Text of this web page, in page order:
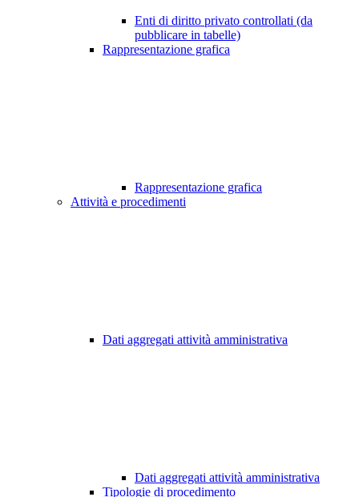
Enti di diritto privato controllati (da
pubblicare in tabelle)
Rappresentazione grafica
Rappresentazione grafica
Attività e procedimenti
Dati aggregati attività amministrativa
Dati aggregati attività amministrativa
Tipologie di procedimento